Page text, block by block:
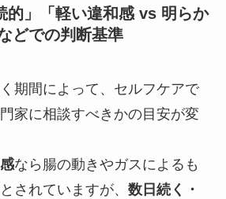
的」「軽い違和感 vs 明らか
どでの判断基準
期間によって、セルフケアで
家に相談すべきかの目安が変
なら腸の動きやガスによるも
されていますが、 数日続く・